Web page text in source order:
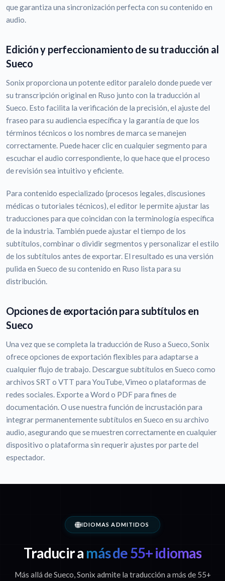
que garantiza una sincronización perfecta con su contenido en
audio.
Edición y perfeccionamiento de su traducción al
Sueco
Sonix proporciona un potente editor paralelo donde puede ver
su transcripción original en Ruso junto con la traducción al
Sueco. Esto facilita la verificación de la precisión, el ajuste del
fraseo para su audiencia específica y la garantía de que los
términos técnicos o los nombres de marca se manejen
correctamente. Puede hacer clic en cualquier segmento para
escuchar el audio correspondiente, lo que hace que el proceso
de revisión sea intuitivo y eficiente.
Para contenido especializado (procesos legales, discusiones
médicas o tutoriales técnicos), el editor le permite ajustar las
traducciones para que coincidan con la terminología específica
de la industria. También puede ajustar el tiempo de los
subtítulos, combinar o dividir segmentos y personalizar el estilo
de los subtítulos antes de exportar. El resultado es una versión
pulida en Sueco de su contenido en Ruso lista para su
distribución.
Opciones de exportación para subtítulos en
Sueco
Una vez que se completa la traducción de Ruso a Sueco, Sonix
ofrece opciones de exportación flexibles para adaptarse a
cualquier flujo de trabajo. Descargue subtítulos en Sueco como
archivos SRT o VTT para YouTube, Vimeo o plataformas de
redes sociales. Exporte a Word o PDF para fines de
documentación. O use nuestra función de incrustación para
integrar permanentemente subtítulos en Sueco en su archivo
audio, asegurando que se muestren correctamente en cualquier
dispositivo o plataforma sin requerir ajustes por parte del
espectador.
IDIOMAS ADMITIDOS
Traducir a más de 55+ idiomas
Más allá de Sueco, Sonix admite la traducción a más de 55+